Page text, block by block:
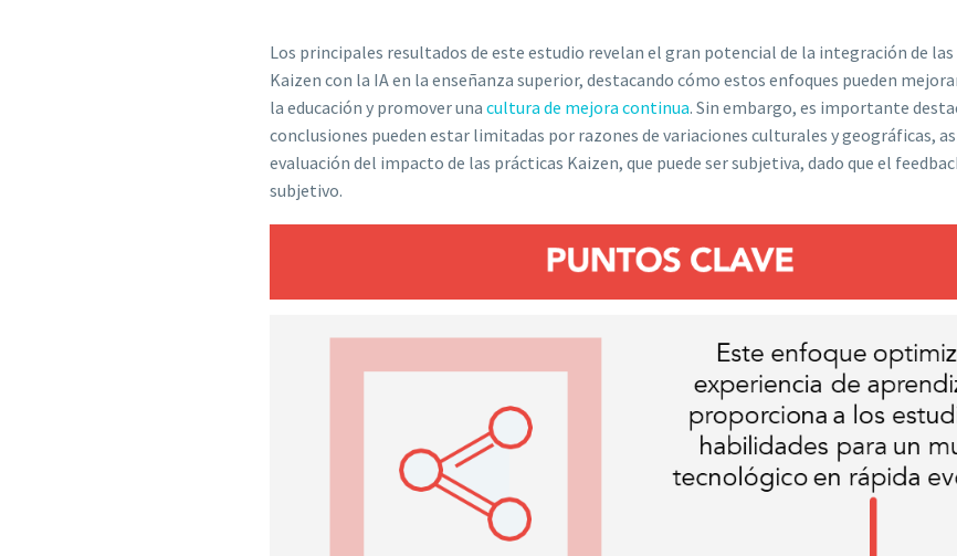
Los principales resultados de este estudio revelan el gran potencial de la integración de
Kaizen con la IA en la enseñanza superior, destacando cómo estos enfoques pueden
la educación y promover una cultura de mejora continua. Sin embargo, es importante
conclusiones pueden estar limitadas por razones de variaciones culturales y geográficas,
evaluación del impacto de las prácticas Kaizen, que puede ser subjetiva, dado que el
subjetivo.